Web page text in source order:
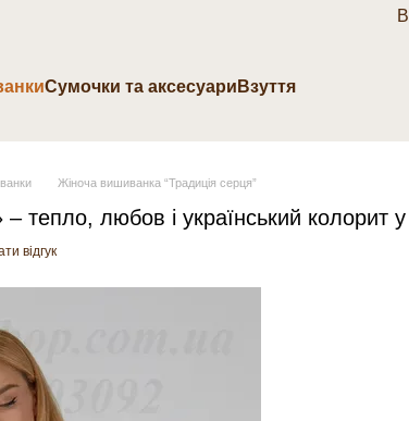
Cумочки та аксесуари Взуття
Жіноча вишиванка “Традиція серця”
тепло, любов і український колорит у
відгук